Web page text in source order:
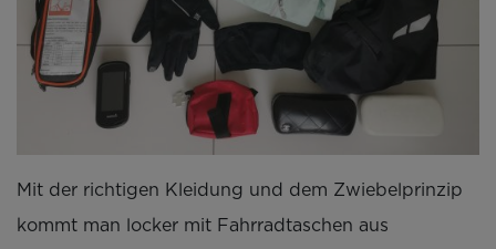
Mit der richtigen Kleidung und dem Zwiebelprinzip
kommt man locker mit Fahrradtaschen aus